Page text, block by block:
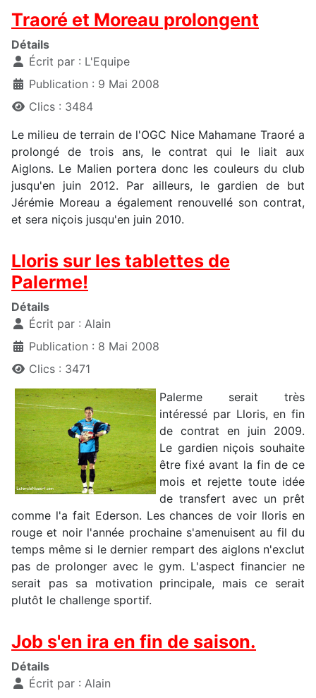
Traoré et Moreau prolongent
Détails
Écrit par : L'Equipe
Publication : 9 Mai 2008
Clics : 3484
Le milieu de terrain de l'OGC Nice Mahamane Traoré a
prolongé de trois ans, le contrat qui le liait aux
Aiglons. Le Malien portera donc les couleurs du club
jusqu'en juin 2012. Par ailleurs, le gardien de but
Jérémie Moreau a également renouvellé son contrat,
et sera niçois jusqu'en juin 2010.
Lloris sur les tablettes de
Palerme!
Détails
Écrit par : Alain
Publication : 8 Mai 2008
Clics : 3471
Palerme serait très
intéressé par Lloris, en fin
de contrat en juin 2009.
Le gardien niçois souhaite
être fixé avant la fin de ce
mois et rejette toute idée
de transfert avec un prêt
comme l'a fait Ederson. Les chances de voir lloris en
rouge et noir l'année prochaine s'amenuisent au fil du
temps même si le dernier rempart des aiglons n'exclut
pas de prolonger avec le gym. L'aspect financier ne
serait pas sa motivation principale, mais ce serait
plutôt le challenge sportif.
Job s'en ira en fin de saison.
Détails
Écrit par : Alain